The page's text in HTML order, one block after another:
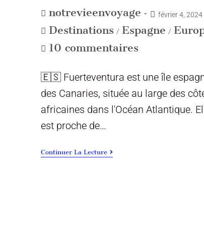
notrevieenvoyage février 4, 2024
Destinations / Espagne /
10 commentaires
🇪🇸 Fuerteventura est une île
des Canaries, située au large des
africaines dans l'Océan Atlantique.
est proche de…
Continuer La Lecture